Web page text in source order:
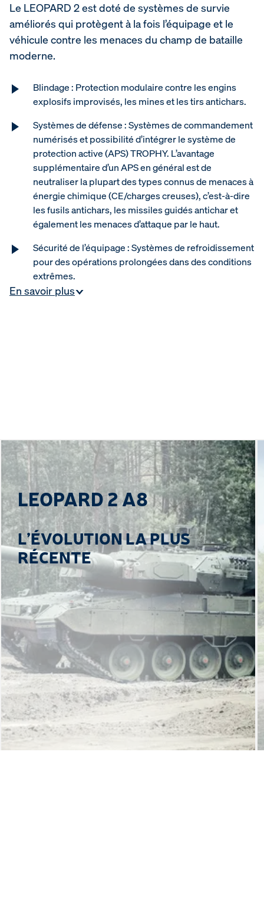
Le LEOPARD 2 est doté de systèmes de survie
améliorés qui protègent à la fois l’équipage et le
véhicule contre les menaces du champ de bataille
moderne.
Blindage : Protection modulaire contre les engins
explosifs improvisés, les mines et les tirs antichars.
Systèmes de défense : Systèmes de commandement
numérisés et possibilité d’intégrer le système de
protection active (APS) TROPHY. L’avantage
supplémentaire d’un APS en général est de
neutraliser la plupart des types connus de menaces à
énergie chimique (CE/charges creuses), c’est-à-dire
les fusils antichars, les missiles guidés antichar et
également les menaces d’attaque par le haut.
Sécurité de l’équipage : Systèmes de refroidissement
pour des opérations prolongées dans des conditions
extrêmes.
En savoir plus
LEOPARD 2 A8
L’ÉVOLUTION LA PLUS
RÉCENTE